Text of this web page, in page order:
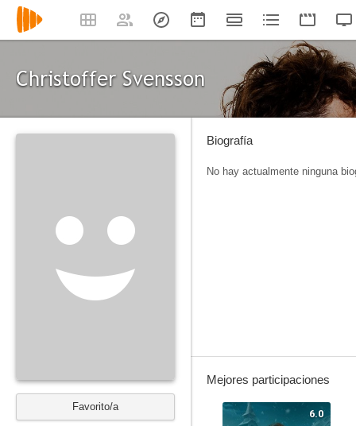
Christoffer Svensson
Favorito/a
Biografía
No hay actualmente ninguna
Mejores participaciones
6.0